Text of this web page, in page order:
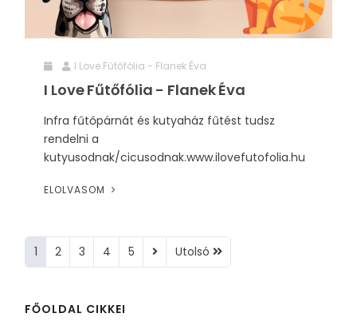
I Love Fűtőfólia - Flanek Éva
I Love Fűtőfólia - Flanek Éva
Infra fűtőpárnát és kutyaház fűtést tudsz
rendelni a
kutyusodnak/cicusodnak.www.ilovefutofolia.hu
ELOLVASOM
1 2 3 4 5 Utolsó
FŐOLDAL CIKKEI